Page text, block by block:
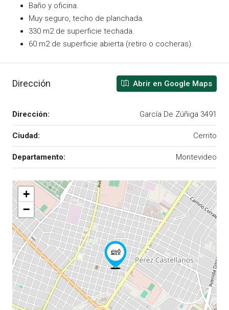
Baño y oficina.
Muy seguro, techo de planchada.
330 m2 de superficie techada.
60 m2 de superficie abierta (retiro o cocheras).
Dirección Abrir en Google Maps
Dirección: García De Zúñiga 3491
Ciudad: Cerrito
Departamento: Montevideo
+
−